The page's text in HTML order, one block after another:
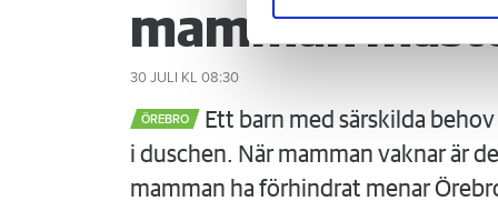
mamman
30 JULI KL 08:30
ÖREBRO
Ett barn med särskilda
i duschen. När mamman vaknar är
mamman ha förhindrat menar